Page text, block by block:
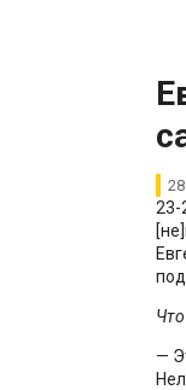
23-
—